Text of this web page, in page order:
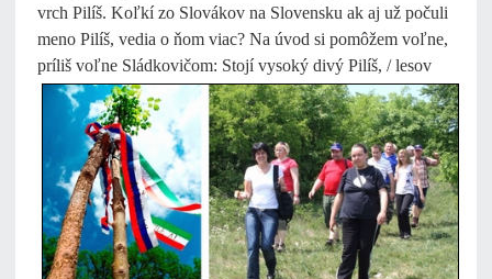
vrch Pilíš. Koľkí zo Slovákov na Slovensku ak aj už počuli
meno Pilíš, vedia o ňom viac? Na úvod si pomôžem voľne,
príliš voľne Sládkovičom: Stojí vysoký divý Pilíš, / lesov